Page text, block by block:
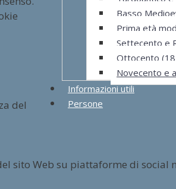
Basso
Prima età
Settecento e
Ottocento
Novecento e
Informazioni utili
Persone
del
sito Web su piattaforme di social